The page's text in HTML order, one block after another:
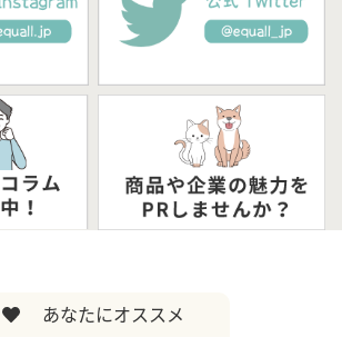
あなたにオススメ